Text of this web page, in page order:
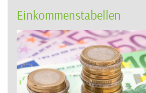
Einkommenstabellen